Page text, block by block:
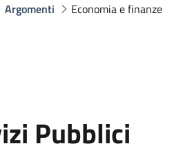
Argomenti Economia e finanze
Pubblici